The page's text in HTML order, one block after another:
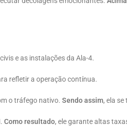
e as instalações da Ala-4.
refletir a operação contínua.
o tráfego nativo. Sendo assim, ela
Como resultado, ele garante altas